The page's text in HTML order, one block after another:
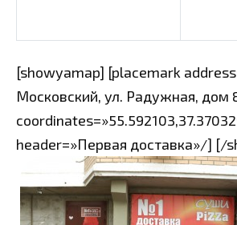
[showyamap] [placemark
Московский, ул. Радужная, дом
header=»Первая доставка»/] [/